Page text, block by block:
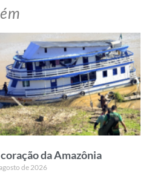
da Amazônia
de 2026